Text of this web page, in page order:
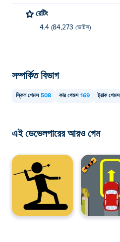
রেটিং
4.4 (84,273 ভোটস)
সম্পর্কিত বিভাগ
স্কিল গেমস 508 কার গেমস 169 ট্রাক গেমস
এই ডেভেলপারের আরও গেম